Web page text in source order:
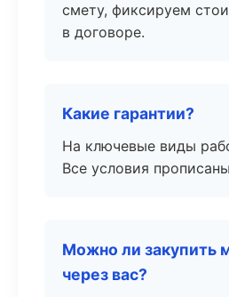
смету, фиксируем
в договоре.
Какие гарантии?
На ключевые виды
Все условия
Можно ли закупить
через вас?